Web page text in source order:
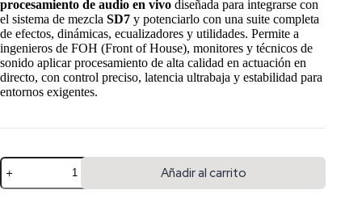
procesamiento de audio en vivo diseñada para integrarse con
el sistema de mezcla SD7 y potenciarlo con una suite completa
de efectos, dinámicas, ecualizadores y utilidades. Permite a
ingenieros de FOH (Front of House), monitores y técnicos de
sonido aplicar procesamiento de alta calidad en actuación en
directo, con control preciso, latencia ultrabaja y estabilidad para
entornos exigentes.
Añadir al carrito